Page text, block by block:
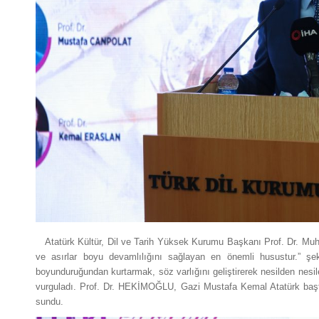
Atatürk Kültür, Dil ve Tarih Yüksek Kurumu Başkanı Prof. Dr.
ve asırlar boyu devamlılığını sağlayan en önemli husustur.”
boyunduruğundan kurtarmak, söz varlığını geliştirerek nesilden
vurguladı. Prof. Dr. HEKİMOĞLU, Gazi Mustafa Kemal Atatürk
sundu.